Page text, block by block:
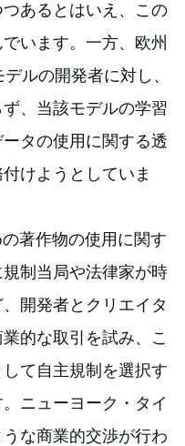
あるとはいえ、この
います。一方、欧州
ルの開発者に対し、
、当該モデルの学習
タの使用に関する透
けようとしていま
著作物の使用に関す
制当局や法律家が時
開発者とクリエイタ
的な取引を試み、こ
て自主規制を選択す
ニューヨーク・タイ
な商業的交渉が行わ